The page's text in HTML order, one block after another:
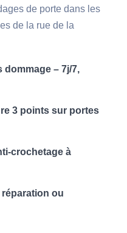
de porte dans les
de la rue de la
dommage – 7j/7,
3 points sur portes
crochetage à
ou